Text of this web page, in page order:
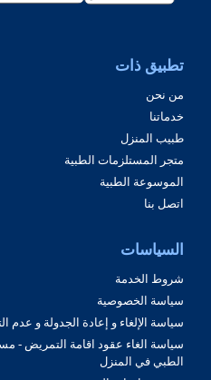
تطبيق ذات
من نحن
خدماتنا
طبيب المنزل
متجر المستلزمات الطبية
الموسوعة الطبية
اتصل بنا
السياسات
شروط الخدمة
سياسة الخصوصية
سياسة الإلغاء و إعادة الجدولة و عدم
سياسة الغاء عقود اقامة التمريض -
الطبي في المنزل